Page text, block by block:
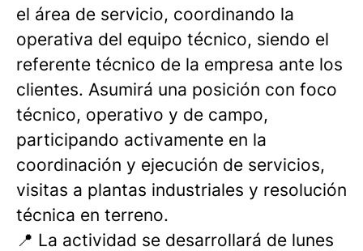
el área de servicio, coordinando la
operativa del equipo técnico, siendo el
referente técnico de la empresa ante los
clientes. Asumirá una posición con foco
técnico, operativo y de campo,
participando activamente en la
coordinación y ejecución de servicios,
visitas a plantas industriales y resolución
técnica en terreno.
📍 La actividad se desarrollará de lunes